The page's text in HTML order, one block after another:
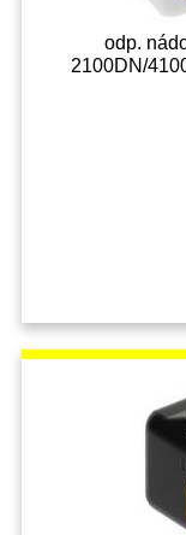
odp.
2100DN/